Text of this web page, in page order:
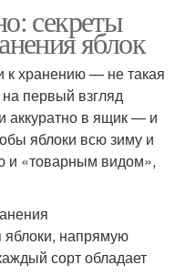
секреты
яблок
к хранению — не такая
первый взгляд
аккуратно в ящик — и
яблоки всю зиму и
и «товарным видом»,
яблоки, напрямую
сорт обладает